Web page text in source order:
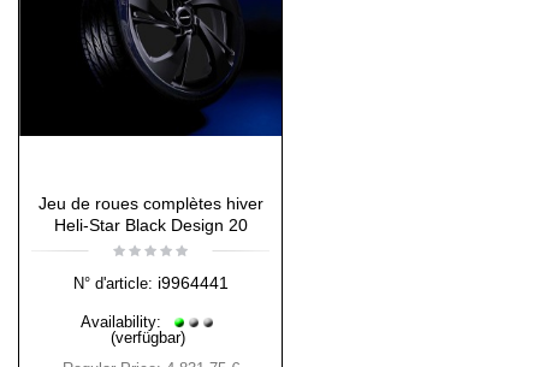
Jeu de roues complètes hiver
Heli-Star Black Design 20
N° d'article: i9964441
Availability:
(verfügbar)